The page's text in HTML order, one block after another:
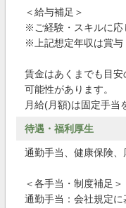
＜給与補足＞
※ご経験・スキルに応
※上記想定年収は賞与
賃金はあくまでも目
可能性があります。
月給(月額)は固定手当
待遇・福利厚生
通勤手当、健康保険
＜各手当・制度補足＞
通勤手当：会社規定